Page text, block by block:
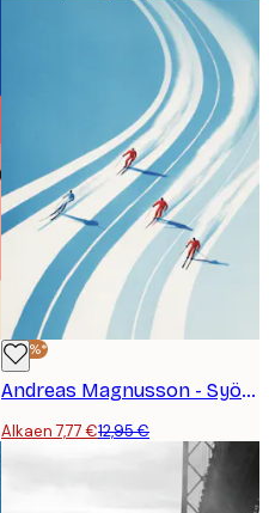
-40%*
Andreas Magnusson - Syöksylaskukilpailu Juliste
Alkaen 7,77 €12,95 €